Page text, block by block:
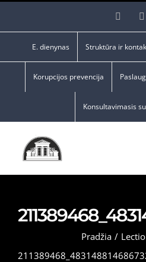
E. dienynas Struktūra ir
Korupcijos prevencija
Konsultavimasis
Pradžia /